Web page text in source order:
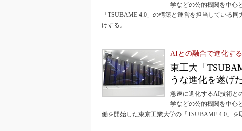
学などの公的機関を中心
「TSUBAME 4.0」の構築と運営を担当している
けする。
AIとの融合で進化す
東工大「
うな進化を遂げ
急速に進化するAI技術と
学などの公的機関を中心
働を開始した東京工業大学の「TSUBAME 4.0」を